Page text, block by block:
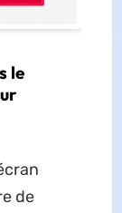
le
de